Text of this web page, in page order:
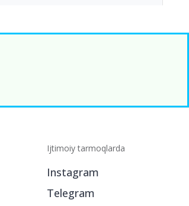
Ijtimoiy tarmoqlarda
Instagram
Telegram